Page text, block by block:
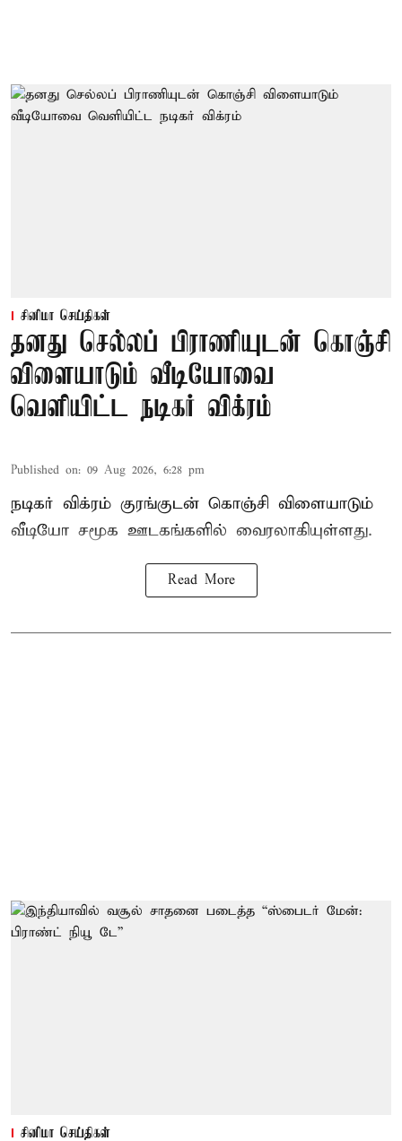
சினிமா செய்திகள்
தனது செல்லப் பிராணியுடன் கொஞ்சி
விளையாடும் வீடியோவை
வெளியிட்ட நடிகர் விக்ரம்
Published on: 09 Aug 2026, 6:28 pm
நடிகர் விக்ரம் குரங்குடன் கொஞ்சி விளையாடும்
வீடியோ சமூக ஊடகங்களில் வைரலாகியுள்ளது.
Read More
சினிமா செய்திகள்